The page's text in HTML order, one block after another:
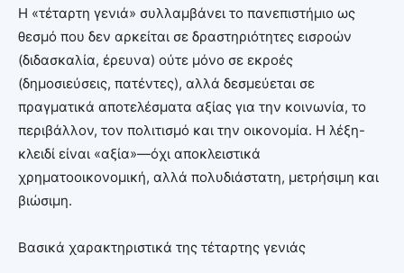
Η «τέταρτη γενιά» συλλαμβάνει το πανεπιστήμιο ως
θεσμό που δεν αρκείται σε δραστηριότητες εισροών
(διδασκαλία, έρευνα) ούτε μόνο σε εκροές
(δημοσιεύσεις, πατέντες), αλλά δεσμεύεται σε
πραγματικά αποτελέσματα αξίας για την κοινωνία, το
περιβάλλον, τον πολιτισμό και την οικονομία. Η λέξη-
κλειδί είναι «αξία»—όχι αποκλειστικά
χρηματοοικονομική, αλλά πολυδιάστατη, μετρήσιμη και
βιώσιμη.
Βασικά χαρακτηριστικά της τέταρτης γενιάς